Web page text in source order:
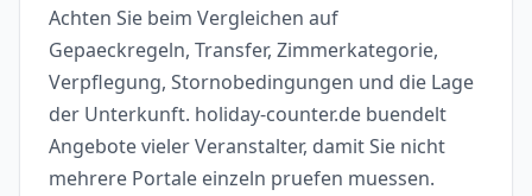
Achten Sie beim Vergleichen auf
Gepaeckregeln, Transfer, Zimmerkategorie,
Verpflegung, Stornobedingungen und die Lage
der Unterkunft. holiday-counter.de buendelt
Angebote vieler Veranstalter, damit Sie nicht
mehrere Portale einzeln pruefen muessen.